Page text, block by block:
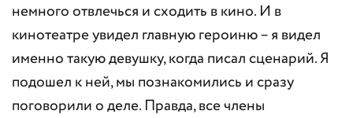
немного отвлечься и сходить в кино. И в
кинотеатре увидел главную героиню – я видел
именно такую девушку, когда писал сценарий. Я
подошел к ней, мы познакомились и сразу
поговорили о деле. Правда, все члены